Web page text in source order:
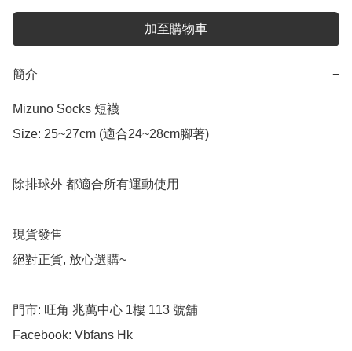
加至購物車
簡介 −
Mizuno Socks 短襪
Size: 25~27cm (適合24~28cm腳著)
除排球外 都適合所有運動使用
現貨發售
絕對正貨, 放心選購~
門市: 旺角 兆萬中心 1樓 113 號舖
Facebook: Vbfans Hk